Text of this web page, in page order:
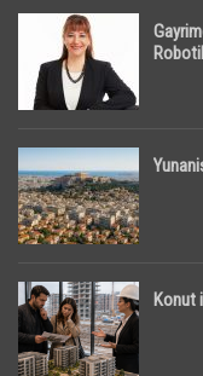
Konut